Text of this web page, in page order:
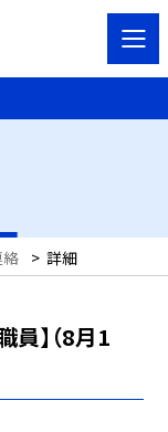
絡 > 詳細
】（8月1